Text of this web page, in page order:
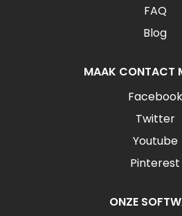
FAQ
Blog
MAAK CONTACT
Facebook
Twitter
Youtube
Pinterest
ONZE